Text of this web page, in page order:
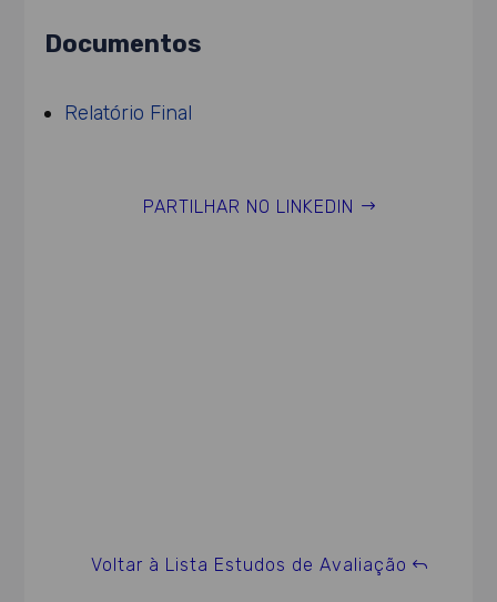
Documentos
Relatório Final
PARTILHAR NO LINKEDIN
Voltar à Lista Estudos de Avaliação